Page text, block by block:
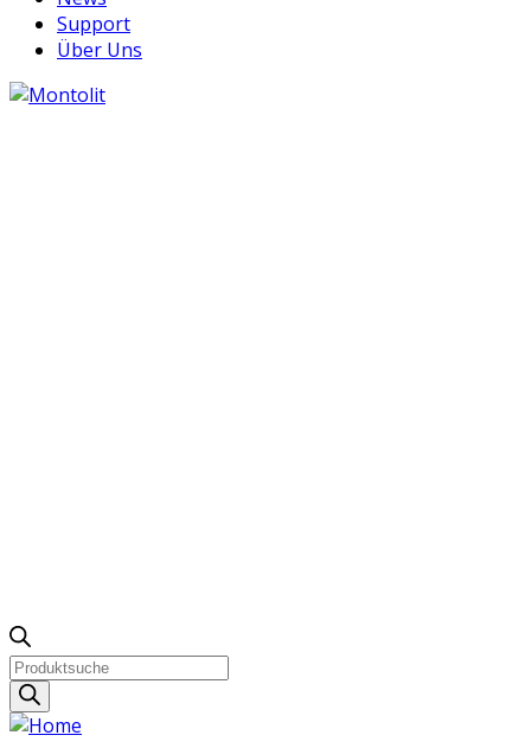
Support
Über Uns
Products
search